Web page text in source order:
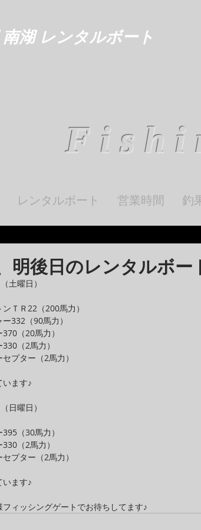
南湖 レンタルボート
レンタルボート 営業時間 釣
明後日のレンタルボー
土曜日）
ンＴＲ22（200馬力）
332（90馬力）
（20馬力）
（2馬力）
プター（2馬力）
います♪
日曜日）
（30馬力）
（2馬力）
プター（2馬力）
います♪
フィッシングゲートでお待ちしてます♪